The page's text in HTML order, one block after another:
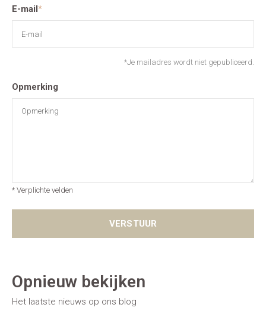
E-mail*
*Je mailadres wordt niet gepubliceerd.
Opmerking
* Verplichte velden
VERSTUUR
Opnieuw bekijken
Het laatste nieuws op ons blog